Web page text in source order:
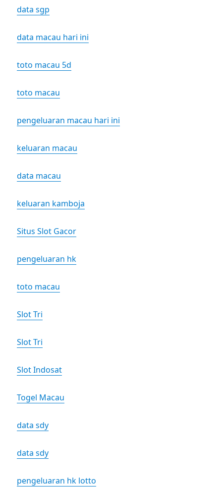
data sgp
data macau hari ini
toto macau 5d
toto macau
pengeluaran macau hari ini
keluaran macau
data macau
keluaran kamboja
Situs Slot Gacor
pengeluaran hk
toto macau
Slot Tri
Slot Tri
Slot Indosat
Togel Macau
data sdy
data sdy
pengeluaran hk lotto